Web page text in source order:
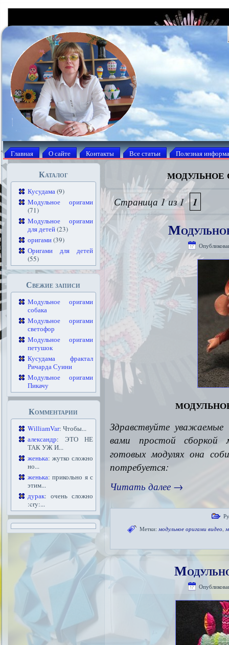
Главная О сайте Контакты Все статьи Полезная
Каталог
Кусудама(9)
Модульное оригами
(71)
Модульное оригами
для детей(23)
оригами(39)
Оригами для детей
(55)
Свежие записи
Модульное оригами
собака
Модульное оригами
светофор
Модульное оригами
петушок
Кусудама фрактал
Ричарда Суини
Модульное оригами
Пикачу
Комментарии
WilliamVar: Чтобы...
александр: ЭТО НЕ
ТАК УЖ И...
женька: жутко сложно
но...
женька: прикольно я с
этим...
дурак: очень сложно
:cry:...
модульное
Страница 1 из 1 1
Здравствуйте
вами простой сборкой
готовых модулях она
потребуется:
Читать далее →
Метки: модульное оригами видео,